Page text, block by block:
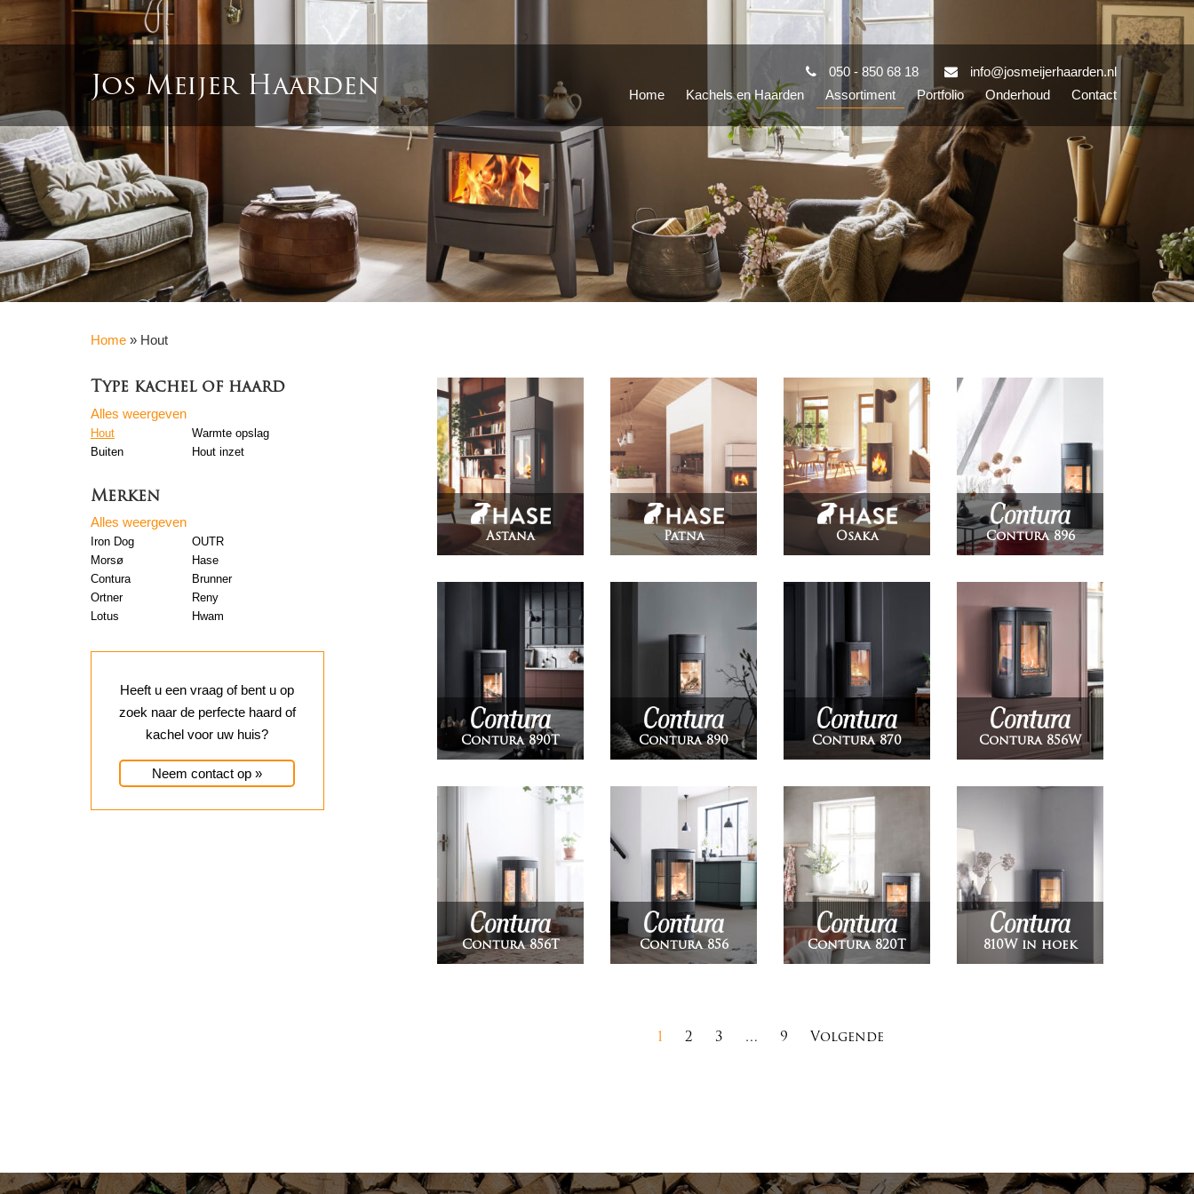
Jos Meijer Haarden 050 - 850 68 18
info@josmeijerhaarden.nl
Home
Kachels en Haarden Assortiment Portfolio Onderhoud Contact
Home » Hout
Type kachel of haard
Alles weergeven
Hout
Warmte opslag
Buiten
Hout inzet
Merken
Alles weergeven
Iron Dog
OUTR
Morsø
Hase
Contura
Brunner
Ortner
Reny
Lotus
Hwam
Heeft u een vraag of bent u op
zoek naar de perfecte haard of
kachel voor uw huis?
Neem contact op »
Astana Patna Osaka Contura 896
Contura 890T Contura 890 Contura 870 Contura 856W
Contura 856T Contura 856 Contura 820T 810W in hoek
1 2 3 … 9 Volgende